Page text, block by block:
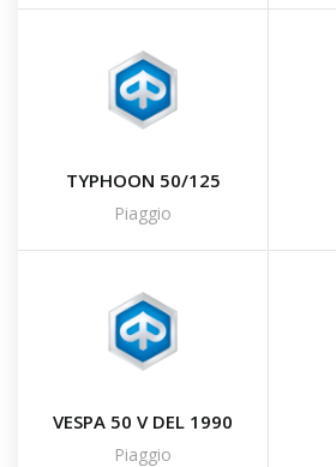
TYPHOON 50/125
Piaggio
VESPA 50 V DEL 1990
Piaggio